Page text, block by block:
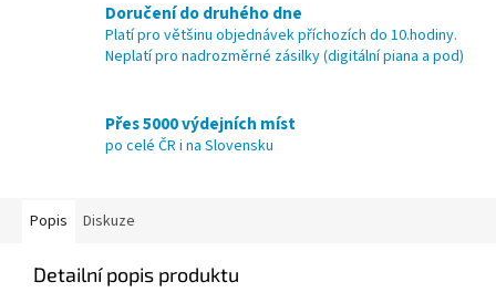
Doručení do druhého dne
Platí pro většinu objednávek příchozích do 10.hodiny.
Neplatí pro nadrozměrné zásilky (digitální piana a pod)
Přes 5000 výdejních míst
po celé ČR i na Slovensku
Popis Diskuze
Detailní popis produktu